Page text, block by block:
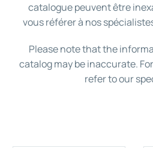
catalogue peuvent être
vous référer à nos
Please note that the
catalog may be inaccurate.
refer to our